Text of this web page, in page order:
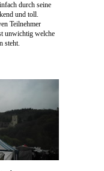
durch seine
und toll.
Teilnehmer
unwichtig welche
steht.